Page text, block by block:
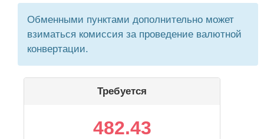
Обменными пунктами дополнительно может
взиматься комиссия за проведение валютной
конвертации.
Требуется
482.43